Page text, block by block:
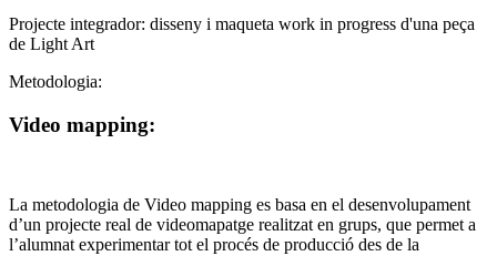
Projecte integrador: disseny i maqueta work in progress d'una peça
de Light Art
Metodologia:
Video mapping:
La metodologia de Video mapping es basa en el desenvolupament
d’un projecte real de videomapatge realitzat en grups, que permet a
l’alumnat experimentar tot el procés de producció des de la